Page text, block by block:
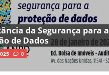
da Segurança para a
de Dados
0